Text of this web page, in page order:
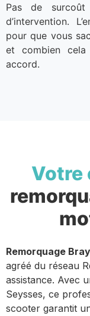
Pas de
d’intervention.
pour que vous
et combien
accord.
Votre
Remorquage
agréé du réseau
assistance. Avec
Seysses, ce
scooter garantit